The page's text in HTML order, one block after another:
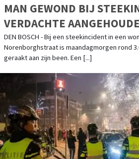
MAN GEWOND BIJ
VERDACHTE
DEN BOSCH - Bij een steekincident in een
Norenborghstraat is maandagmorgen rond
geraakt aan zijn been. Een [...]